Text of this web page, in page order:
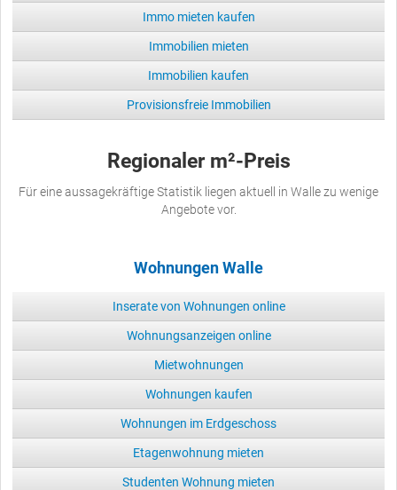
Immo mieten kaufen
Immobilien mieten
Immobilien kaufen
Provisionsfreie Immobilien
Regionaler m²-Preis
Für eine aussagekräftige Statistik liegen aktuell in Walle zu wenige
Angebote vor.
Wohnungen Walle
Inserate von Wohnungen online
Wohnungsanzeigen online
Mietwohnungen
Wohnungen kaufen
Wohnungen im Erdgeschoss
Etagenwohnung mieten
Studenten Wohnung mieten